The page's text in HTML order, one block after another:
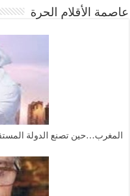
عاصمة الأقلام الحرة
المغرب…حين تصنع الدولة